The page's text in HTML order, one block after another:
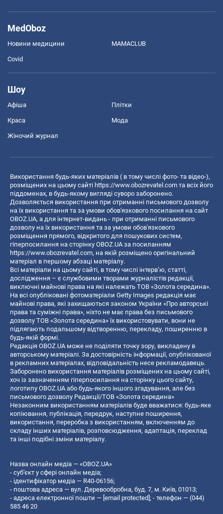
MedOboz
Новини медицини MAMACLUB
Covid
Шоу
Афіша Плітки
Краса Мода
Жіночий журнал
Використання будь-яких матеріалів ( в тому числі фото- та відео-),
розміщених на цьому сайті https://www.obozrevatel.com та всіх його
піддоменах, в будь-якому вигляді суворо заборонено.
Дозволяється використання при отриманні письмового дозволу
на їх використання та за умови обов'язкового посилання на сайт
OBOZ.UA, а для інтернет-видань - при отриманні письмового
дозволу на їх використання та за умови обов'язкового
розміщення прямого, відкритого для пошукових систем,
гіперпосилання на сторінку OBOZ.UA за посиланням
https://www.obozrevatel.com, на якій розміщено оригінальний
матеріал в першому абзаці матеріалу.
Всі матеріали на цьому сайті, в тому числі інтерв’ю, статті,
дослідження – є службовими творами журналістів редакції,
виключні майнові права на які належать ТОВ «Золота середина».
На всі опубліковані фотоматеріали Getty Images редакція має
майнові права, які захищаються законом України «Про авторські
права та суміжні права», ніхто не має права без письмового
дозволу ТОВ «Золота середина» їх використовувати, вони не
підлягають подальшому відтворенню, перекладу, поширенню в
будь-якій формі.
Редакція OBOZ.UA може не поділяти точку зору, викладену в
авторському матеріалі. За достовірність інформації, опублікованої
в рекламних матеріалах, відповідальність несе рекламодавець.
Заборонено використання матеріалів розміщених на цьому сайті,
хоч із зазначенням гіперпосилання на сторінку цього сайту,
логотипу OBOZ.UA або будь-якого іншого згадування, але без
письмового дозволу Редакції/ТОВ «Золота середина»
Незаконним використанням матеріалів буде вважатися: будь-яке
копiювання, публiкацiя, передрук, наступне поширення,
використання, переробка з використанням, включенням до
складу інших матеріалів, розповсюдження, адаптація, переклад
та інші подібні зміни матеріалу.
Назва онлайн медіа — «OBOZ.UA»
- суб'єкт у сфері онлайн медіа;
- ідентифікатор медіа — R40-06156;
- поштова адреса — вул. Деревообробна, буд. 7, м. Київ, 01013;
- адреса електронної пошти — [email protected]; - телефон — (044)
585 46 20